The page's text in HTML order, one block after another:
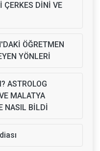
ÇERKES DİNİ VE
ÖĞRETMEN
YÖNLERİ
ASTROLOG
MALATYA
NASIL BİLDİ